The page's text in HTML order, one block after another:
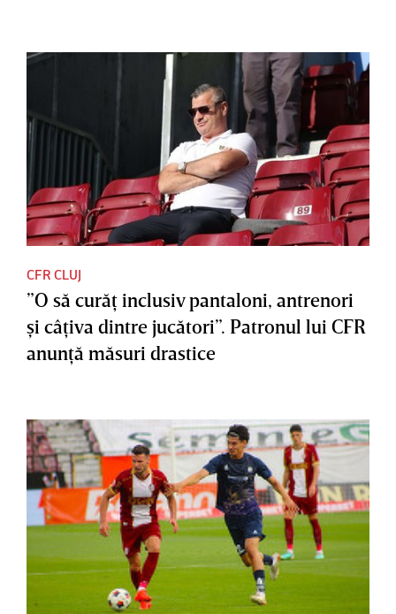
CFR CLUJ
”O să curăţ inclusiv pantaloni, antrenori
şi câţiva dintre jucători”. Patronul lui CFR
anunţă măsuri drastice